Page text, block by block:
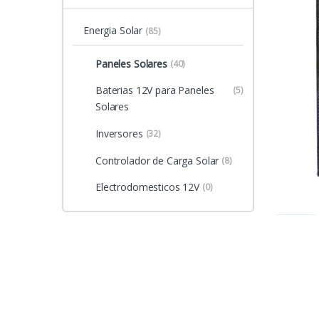
Energia Solar (85)
Paneles Solares (40)
Baterias 12V para Paneles
Solares
(5)
Inversores (32)
Controlador de Carga Solar (8)
Electrodomesticos 12V (0)